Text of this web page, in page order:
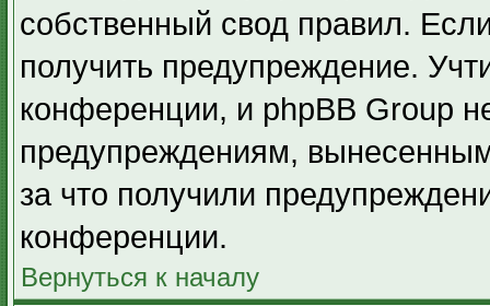
собственный свод правил.
получить предупреждение.
конференции, и phpBB Group
предупреждениям,
за что получили
конференции.
Вернуться к началу